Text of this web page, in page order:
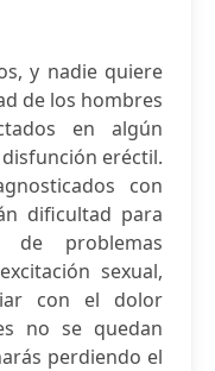
y nadie quiere
de los hombres
en algún
eréctil.
con
dificultad para
de problemas
sexual,
con el dolor
no se quedan
perdiendo el